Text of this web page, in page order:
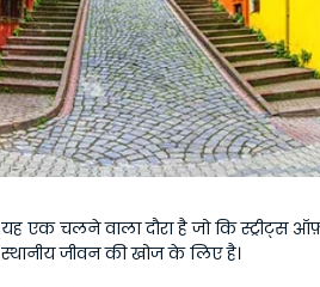
यह एक चलने वाला दौरा है जो कि स्ट्रीट्स
स्थानीय जीवन की खोज के लिए है।